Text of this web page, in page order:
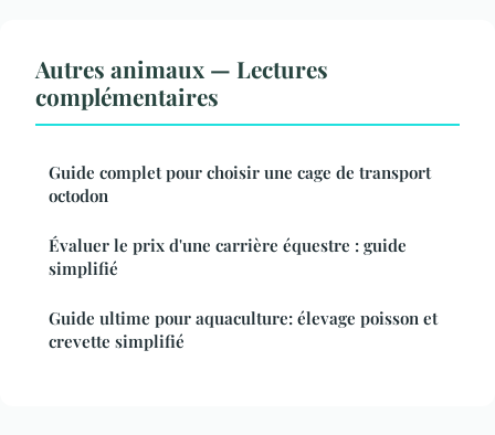
Autres animaux — Lectures
complémentaires
Guide complet pour choisir une cage de transport
octodon
Évaluer le prix d'une carrière équestre : guide
simplifié
Guide ultime pour aquaculture: élevage poisson et
crevette simplifié